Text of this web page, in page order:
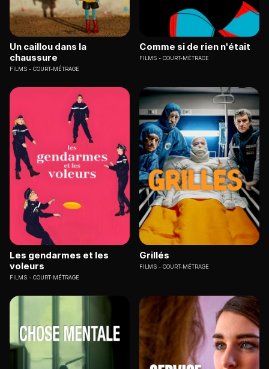
Un caillou dans la
chaussure
FILMS COURT-MÉTRAGE
Comme si de rien n'était
FILMS COURT-MÉTRAGE
Les gendarmes et les
voleurs
FILMS COURT-MÉTRAGE
Grillés
FILMS COURT-MÉTRAGE